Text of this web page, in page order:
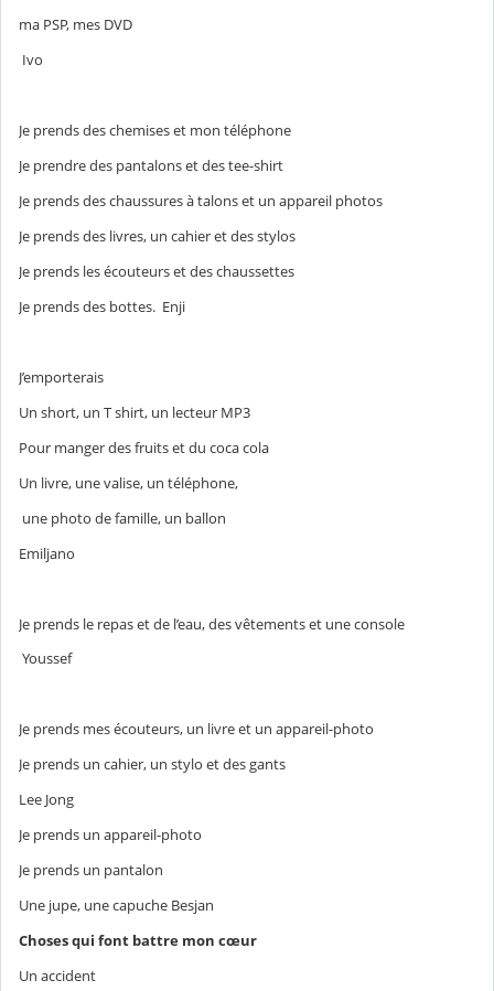
ma PSP, mes DVD
Ivo
Je prends des chemises et mon téléphone
Je prendre des pantalons et des tee-shirt
Je prends des chaussures à talons et un appareil photos
Je prends des livres, un cahier et des stylos
Je prends les écouteurs et des chaussettes
Je prends des bottes. Enji
J’emporterais
Un short, un T shirt, un lecteur MP3
Pour manger des fruits et du coca cola
Un livre, une valise, un téléphone,
une photo de famille, un ballon
Emiljano
Je prends le repas et de l’eau, des vêtements et une console
Youssef
Je prends mes écouteurs, un livre et un appareil-photo
Je prends un cahier, un stylo et des gants
Lee Jong
Je prends un appareil-photo
Je prends un pantalon
Une jupe, une capuche Besjan
Choses qui font battre mon cœur
Un accident